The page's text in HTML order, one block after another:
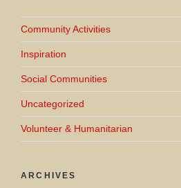
Community Activities
Inspiration
Social Communities
Uncategorized
Volunteer & Humanitarian
ARCHIVES